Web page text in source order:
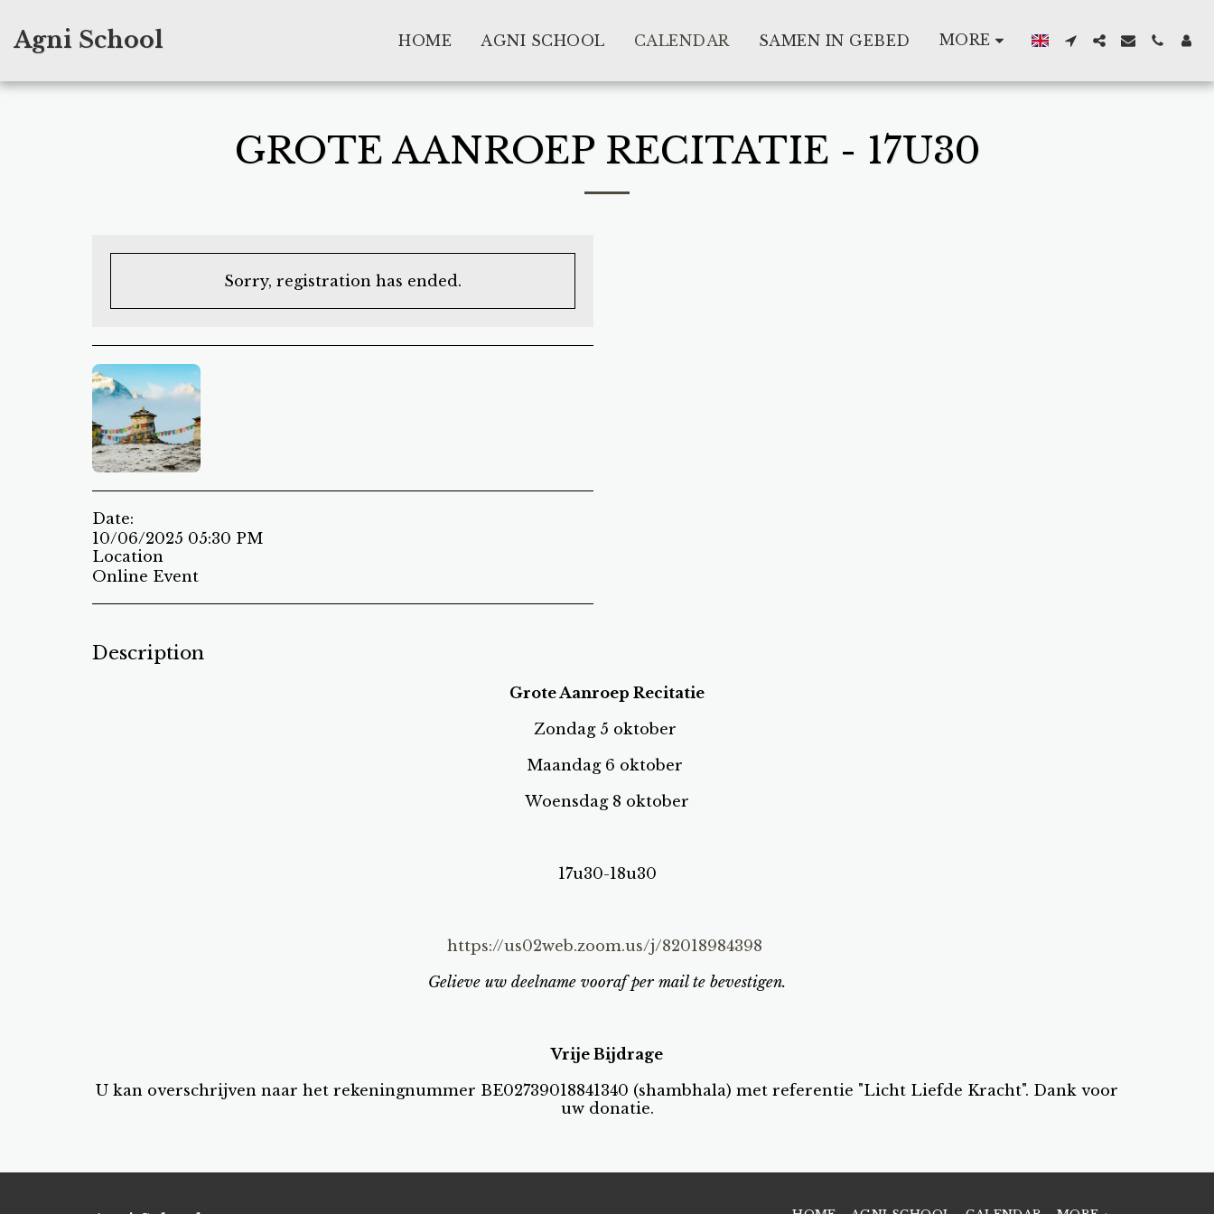
Agni School HOME AGNI SCHOOL CALENDAR SAMEN IN GEBED MORE
GROTE AANROEP RECITATIE - 17U30
Sorry, registration has ended.
Date:
10/06/2025 05:30 PM
Location
Online Event
Description
Grote Aanroep Recitatie
Zondag 5 oktober
Maandag 6 oktober
Woensdag 8 oktober
17u30-18u30
https://us02web.zoom.us/j/82018984398
Gelieve uw deelname vooraf per mail te bevestigen.
Vrije Bijdrage
U kan overschrijven naar het rekeningnummer BE02739018841340 (shambhala) met referentie "Licht Liefde Kracht". Dank voor
uw donatie.